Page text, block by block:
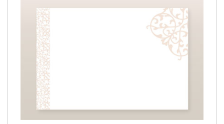
職場の周年記念の品。少量でも注文できるので、と
てもありがたかったです。
初めて利用させていただきました。
職場の周年記念の品
オリジナルのどら焼きを
りがたかった
お味も上品で美味しい
とお褒めの言葉をいただきました。